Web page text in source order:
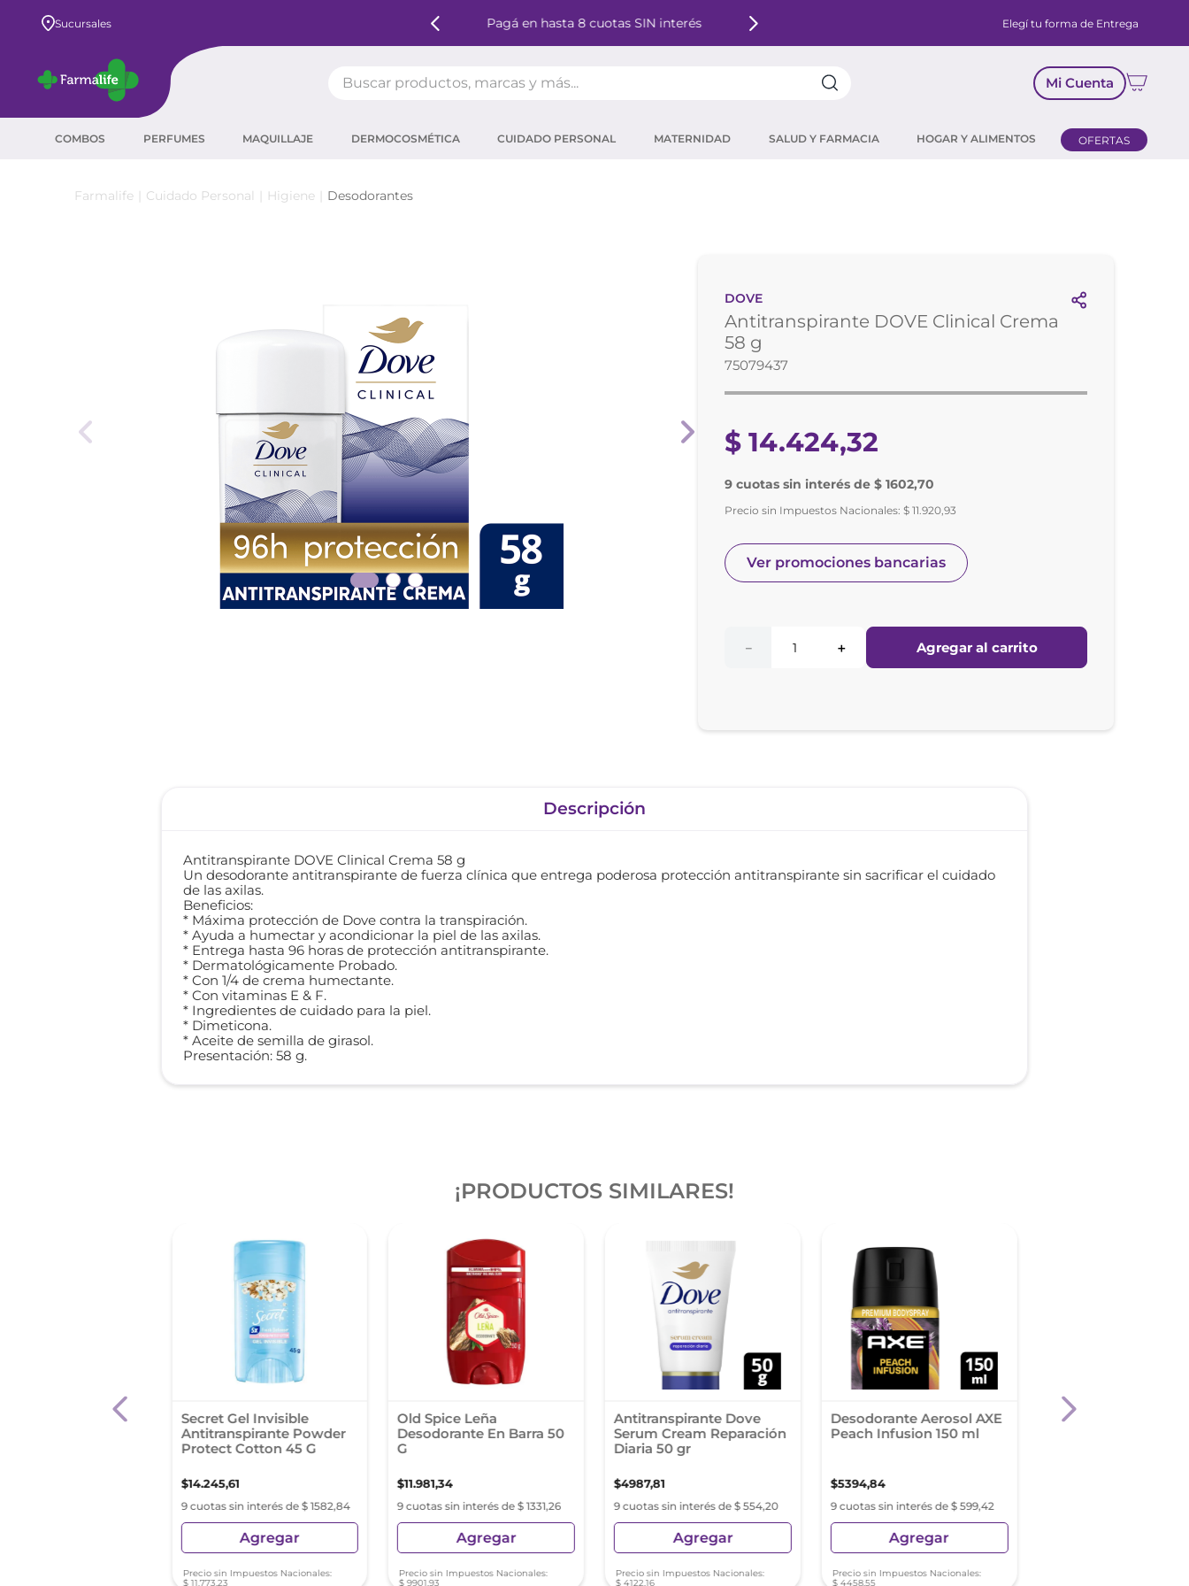
Sucursales Pagá en hasta 8 cuotas SIN interés Elegí tu forma de Entrega
Mi Cuenta
COMBOS PERFUMES MAQUILLAJE DERMOCOSMÉTICA CUIDADO PERSONAL MATERNIDAD SALUD Y FARMACIA HOGAR Y ALIMENTOS OFERTAS
Cuidado Personal Higiene Desodorantes
DOVE
Antitranspirante DOVE Clinical Crema
58 g
75079437
$ 14.424,32
9 cuotas sin interés de $ 1602,70
Precio sin Impuestos Nacionales:$ 11.920,93
Ver promociones bancarias
＋
－ Agregar al carrito
Descripción
Antitranspirante DOVE Clinical Crema 58 g
Un desodorante antitranspirante de fuerza clínica que entrega poderosa protección antitranspirante sin sacrificar el cuidado
de las axilas.
Beneficios:
* Máxima protección de Dove contra la transpiración.
* Ayuda a humectar y acondicionar la piel de las axilas.
* Entrega hasta 96 horas de protección antitranspirante.
* Dermatológicamente Probado.
* Con 1/4 de crema humectante.
* Con vitaminas E & F.
* Ingredientes de cuidado para la piel.
* Dimeticona.
* Aceite de semilla de girasol.
Presentación: 58 g.
¡PRODUCTOS SIMILARES!
En Aerosol
Secret Gel Invisible
Antitranspirante Powder
Protect Cotton 45 G
$14.245,61
9 cuotas sin interés de $ 1582,84
Agregar
Precio sin Impuestos Nacionales:
$ 11.773,23
Old Spice Leña
Desodorante En Barra 50
G
$11.981,34
9 cuotas sin interés de $ 1331,26
Agregar
Precio sin Impuestos Nacionales:
$ 9901,93
Antitranspirante Dove
Serum Cream Reparación
Diaria 50 gr
$4987,81
9 cuotas sin interés de $ 554,20
Agregar
Precio sin Impuestos Nacionales:
$ 4122,16
Desodorante Aerosol AXE
Peach Infusion 150 ml
$5394,84
9 cuotas sin interés de $ 599,42
Agregar
Precio sin Impuestos Nacionales:
$ 4458,55
Antitranspirante
corrector
mascara pestañas
retinol
tintura